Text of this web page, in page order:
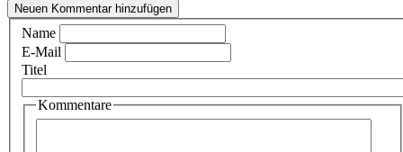
Neuen Kommentar hinzufügen
Name
E-Mail
Titel
Kommentare